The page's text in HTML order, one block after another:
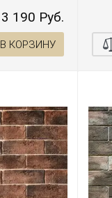
3 190 Руб.
В КОРЗИНУ